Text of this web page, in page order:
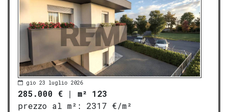
gio 23 luglio 2026
285.000 € | m² 123
prezzo al m²:
2317 €/m²